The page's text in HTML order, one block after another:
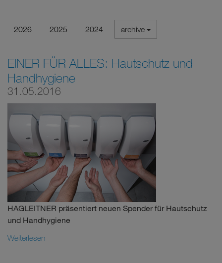
2026 2025 2024 archive
EINER FÜR ALLES: Hautschutz und
Handhygiene
31.05.2016
HAGLEITNER präsentiert neuen Spender für Hautschutz
und Handhygiene
Weiterlesen